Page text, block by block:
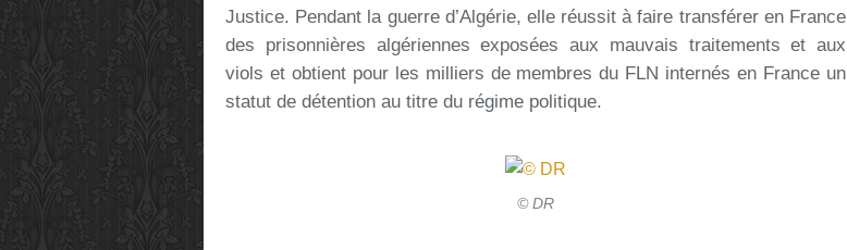
Justice. Pendant la guerre d’Algérie, elle réussit à faire transférer en France
des prisonnières algériennes exposées aux mauvais traitements et aux
viols et obtient pour les milliers de membres du FLN internés en France un
statut de détention au titre du régime politique.
© DR